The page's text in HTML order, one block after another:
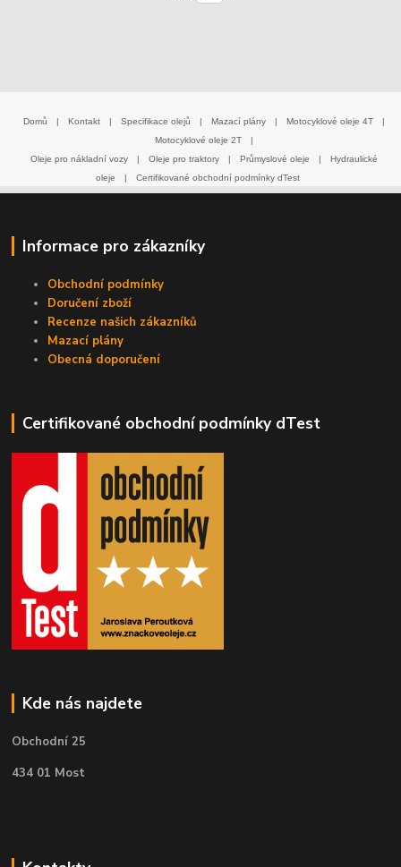
Domů | Kontakt | Specifikace olejů | Mazací plány | Motocyklové oleje 4T
|
Motocyklové oleje 2T
|
Oleje pro nákladní vozy
| Oleje pro traktory | Průmyslové oleje |
Hydraulické
oleje
| Certifikované obchodní podmínky dTest
Informace pro zákazníky
Obchodní podmínky
Doručení zboží
Recenze našich zákazníků
Mazací plány
Obecná doporučení
Certifikované obchodní podmínky dTest
Kde nás najdete
Obchodní 25
434 01 Most